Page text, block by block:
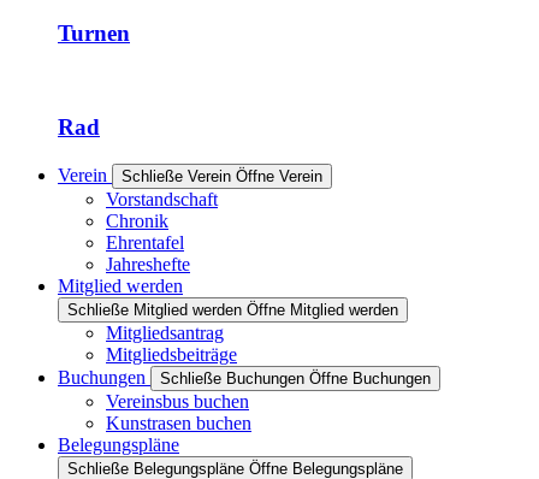
Turnen
Rad
Verein Schließe Verein Öffne Verein
Vorstandschaft
Chronik
Ehrentafel
Jahreshefte
Mitglied werden
Schließe Mitglied werden Öffne Mitglied werden
Mitgliedsantrag
Mitgliedsbeiträge
Buchungen
Schließe Buchungen Öffne Buchungen
Vereinsbus buchen
Kunstrasen buchen
Belegungspläne
Schließe Belegungspläne Öffne Belegungspläne